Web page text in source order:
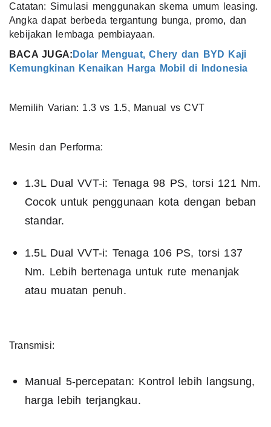
Catatan: Simulasi menggunakan skema umum leasing.
Angka dapat berbeda tergantung bunga, promo, dan
kebijakan lembaga pembiayaan.
BACA JUGA: Dolar Menguat, Chery dan BYD Kaji
Kemungkinan Kenaikan Harga Mobil di Indonesia
Memilih Varian: 1.3 vs 1.5, Manual vs CVT
Mesin dan Performa:
1.3L Dual VVT-i: Tenaga 98 PS, torsi 121 Nm.
Cocok untuk penggunaan kota dengan beban
standar.
1.5L Dual VVT-i: Tenaga 106 PS, torsi 137
Nm. Lebih bertenaga untuk rute menanjak
atau muatan penuh.
Transmisi:
Manual 5-percepatan: Kontrol lebih langsung,
harga lebih terjangkau.